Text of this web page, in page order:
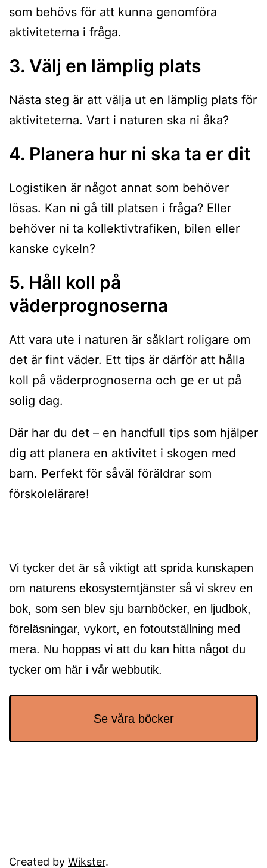
som behövs för att kunna genomföra
aktiviteterna i fråga.
3. Välj en lämplig plats
Nästa steg är att välja ut en lämplig plats för
aktiviteterna. Vart i naturen ska ni åka?
4. Planera hur ni ska ta er dit
Logistiken är något annat som behöver
lösas. Kan ni gå till platsen i fråga? Eller
behöver ni ta kollektivtrafiken, bilen eller
kanske cykeln?
5. Håll koll på
väderprognoserna
Att vara ute i naturen är såklart roligare om
det är fint väder. Ett tips är därför att hålla
koll på väderprognoserna och ge er ut på
solig dag.
Där har du det – en handfull tips som hjälper
dig att planera en aktivitet i skogen med
barn. Perfekt för såväl föräldrar som
förskolelärare!
Inläggsnavigering
Vi tycker det är så viktigt att sprida kunskapen
om naturens ekosystemtjänster så vi skrev en
bok, som sen blev sju barnböcker, en ljudbok,
föreläsningar, vykort, en fotoutställning med
mera. Nu hoppas vi att du kan hitta något du
tycker om här i vår webbutik.
Se våra böcker
Created by Wikster.